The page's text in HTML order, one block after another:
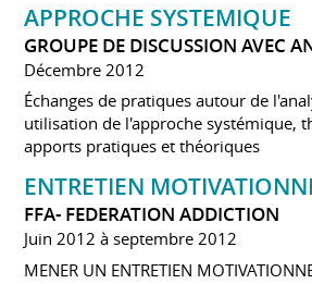
APPROCHE SYSTEMIQUE
GROUPE DE DISCUSSION AVEC
Décembre 2012
Échanges de pratiques autour de
utilisation de l'approche systémique,
apports pratiques et théoriques
ENTRETIEN
FFA- FEDERATION ADDICTION
Juin 2012 à septembre 2012
MENER UN ENTRETIEN